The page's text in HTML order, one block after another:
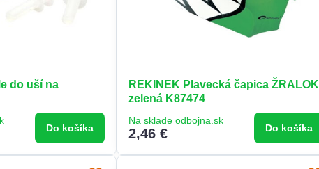
do uší na
Do košíka
REKINEK Plavecká čapica ŽRALOK
zelená K87474
Na sklade odbojna.sk
2,46 € Do košíka